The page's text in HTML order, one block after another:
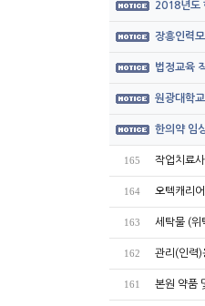
2018년도
장흥인력
법정교육
원광대학
한의약 임
165 작업치료
164 오텍캐리
163 세탁물 (위
162 관리(인력)
161 본원 약품